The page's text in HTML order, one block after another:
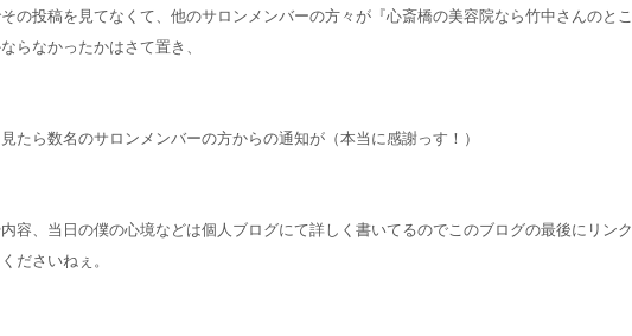
の投稿を見てなくて、他のサロンメンバーの方々が『心斎橋の美容院なら竹中さんのとこ
らなかったかはさて置き、
たら数名のサロンメンバーの方からの通知が（本当に感謝っす！）
容、当日の僕の心境などは個人ブログにて詳しく書いてるのでこのブログの最後にリンク
ださいねぇ。